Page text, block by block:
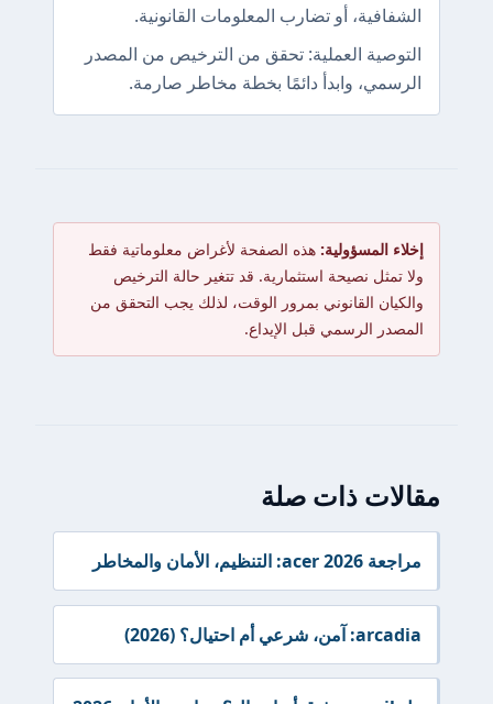
الشفافية، أو تضارب المعلومات القانونية.
التوصية العملية: تحقق من الترخيص من المصدر
الرسمي، وابدأ دائمًا بخطة مخاطر صارمة.
إخلاء المسؤولية: هذه الصفحة لأغراض معلوماتية فقط
ولا تمثل نصيحة استثمارية. قد تتغير حالة الترخيص
والكيان القانوني بمرور الوقت، لذلك يجب التحقق من
المصدر الرسمي قبل الإيداع.
مقالات ذات صلة
مراجعة acer 2026: التنظيم، الأمان والمخاطر
arcadia: آمن، شرعي أم احتيال؟ (2026)